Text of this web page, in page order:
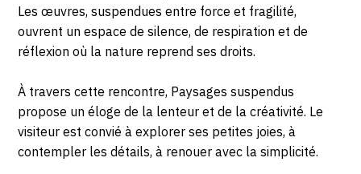
Les œuvres, suspendues entre force et fragilité,
ouvrent un espace de silence, de respiration et de
réflexion où la nature reprend ses droits.
À travers cette rencontre, Paysages suspendus
propose un éloge de la lenteur et de la créativité. Le
visiteur est convié à explorer ses petites joies, à
contempler les détails, à renouer avec la simplicité.